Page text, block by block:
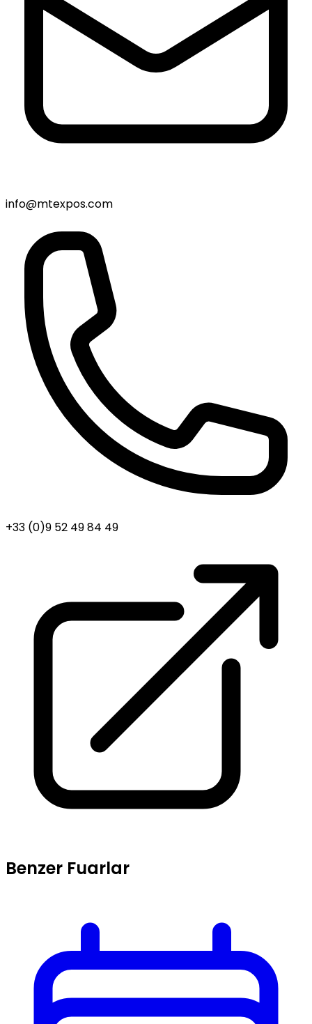
info@mtexpos.com
+33 (0)9 52 49 84 49
Benzer Fuarlar